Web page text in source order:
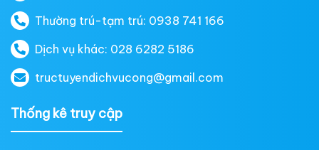
Thường trú-tạm trú: 0938 741 166
Dịch vụ khác: 028 6282 5186
tructuyendichvucong@gmail.com
Thống kê truy cập